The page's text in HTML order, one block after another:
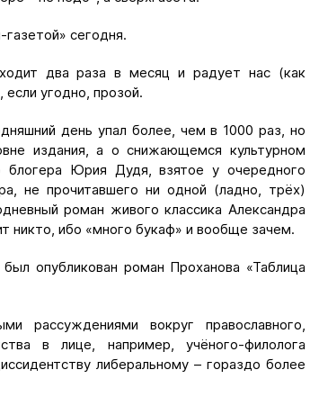
сегодня.
два раза в месяц и радует нас (как
угодно, прозой.
день упал более, чем в 1000 раз, но
издания, а о снижающемся культурном
Юрия Дудя, взятое у очередного
не прочитавшего ни одной (ладно, трёх)
роман живого классика Александра
никто, ибо «много букаф» и вообще зачем.
опубликован роман Проханова «Таблица
рассуждениями вокруг православного,
в лице, например, учёного-филолога
либеральному – гораздо более